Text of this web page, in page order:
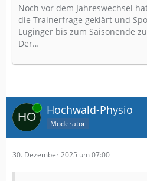
Noch vor dem Jahreswechsel
die Trainerfrage geklärt und
Luginger bis zum Saisonende
Der…
Online Hochwald-Physio
Moderator
30. Dezember 2025 um 07:00